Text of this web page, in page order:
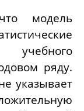
модель
ряду.
указывает